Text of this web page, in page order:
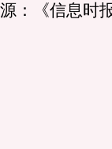
：《信息时